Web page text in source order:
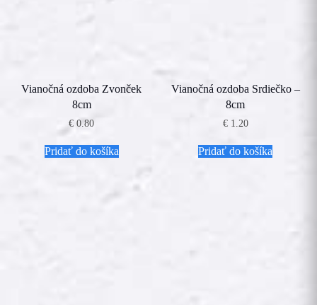
Vianočná ozdoba Zvonček
8cm
€ 0.80
Pridať do košíka
Vianočná ozdoba Srdiečko –
8cm
€1.20
Pridať do košíka